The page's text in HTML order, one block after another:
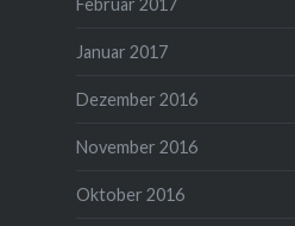
Februar 2017
Januar 2017
Dezember 2016
November 2016
Oktober 2016